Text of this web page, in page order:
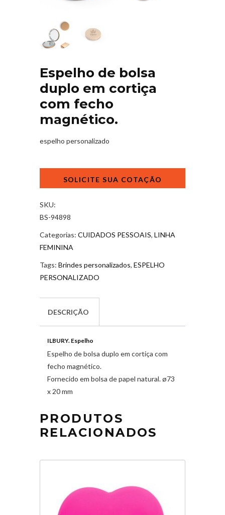
Espelho de bolsa
duplo em cortiça
com fecho
magnético.
espelho personalizado
em
cortiça
com
fecho
SKU:
BS-94898
Categorias: CUIDADOS PESSOAIS, LINHA
FEMININA
Tags: Brindes personalizados, ESPELHO
PERSONALIZADO
DESCRIÇÃO
ILBURY. Espelho
Espelho de bolsa duplo em cortiça com
fecho magnético.
Fornecido em bolsa de papel natural. ø73
x 20 mm
PRODUTOS
RELACIONADOS